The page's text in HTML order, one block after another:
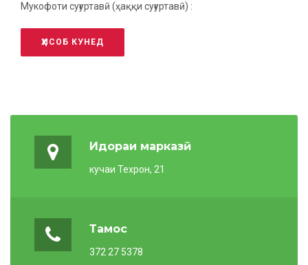
Мукофоти суғуртавӣ (ҳаққи суғуртавӣ) :
ҲИСОБ КУНЕД
Идораи марказӣ
кучаи Техрон, 21
Тамос
372 27 5378